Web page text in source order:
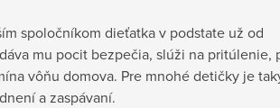
spoločníkom dieťatka v podstate už od
mu pocit bezpečia, slúži na pritúlenie,
vôňu domova. Pre mnohé detičky je
a zaspávaní.